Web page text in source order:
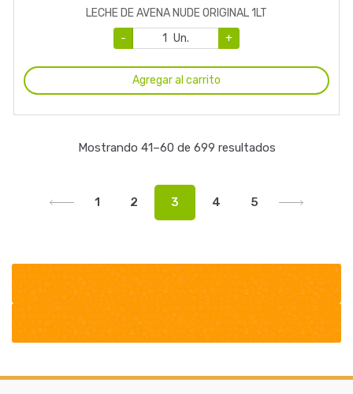
LECHE DE AVENA NUDE ORIGINAL 1LT
-
Un. +
Agregar al carrito
Mostrando 41–60 de 699 resultados
1 2 3 4 5